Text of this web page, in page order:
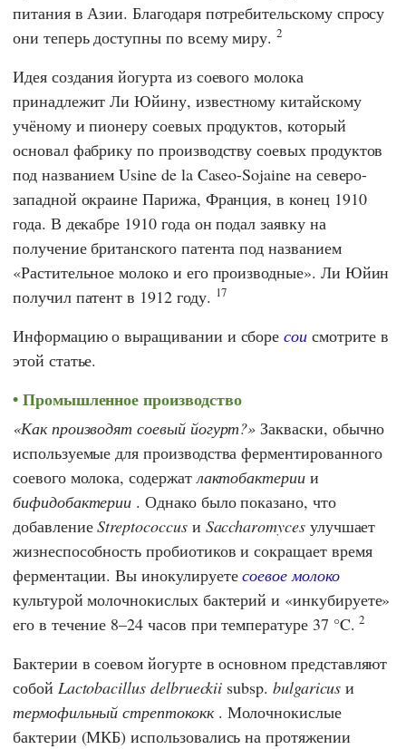
питания в Азии. Благодаря потребительскому спросу
они теперь доступны по всему миру.2
Идея создания йогурта из соевого молока
принадлежитЛи Юйину, известному китайскому
учёному и пионеру соевых продуктов, который
основал фабрику по производству соевых продуктов
под названиемUsine de la Caseo-Sojaineна северо-
западной окраине Парижа, Франция, в конец 1910
года. В декабре 1910 года он подал заявку на
получение британского патента под названием
«Растительное молоко и его производные». Ли Юйин
получил патент в 1912 году. 17
Информацию о выращивании и сборесои смотрите в
этой статье.
Промышленное производство
Как производят соевый йогурт?
Закваски, обычно
используемые для производства ферментированного
соевого молока, содержатлактобактериии
бифидобактерии . Однако было показано, что
добавлениеStreptococcusи Saccharomycesулучшает
жизнеспособность пробиотиков и сокращает время
ферментации. Вы инокулируетесоевое молоко
культурой молочнокислых бактерий и «инкубируете»
его в течение 8–24 часов при температуре 37 °C.2
Бактерии в соевом йогурте в основном представляют
собой Lactobacillus delbrueckii subsp. bulgaricus и
термофильный стрептококк. Молочнокислые
бактерии (МКБ) использовались на протяжении